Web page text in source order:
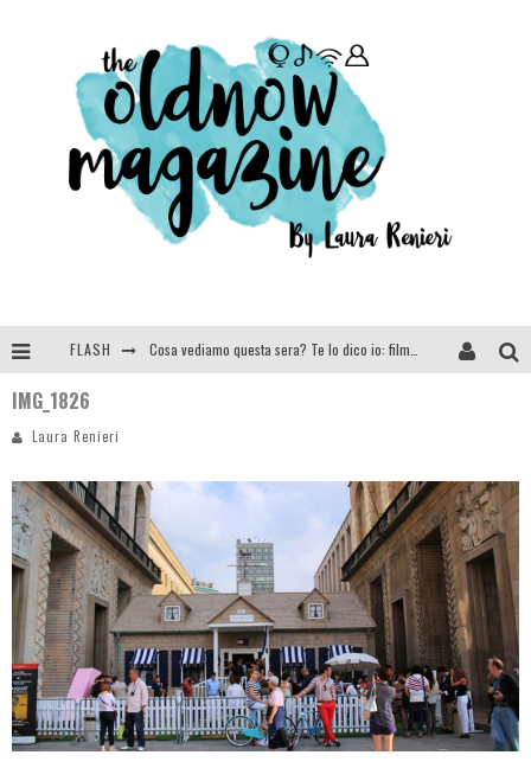
FLASH
Libri letti nel 2025: tutte le mie letture, recensioni e giudizi
IMG_1826
Laura Renieri